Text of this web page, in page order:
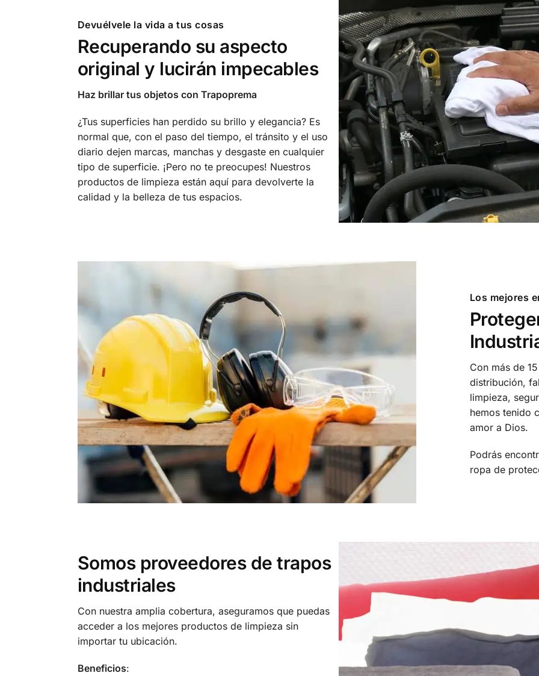
Devuélvele la vida a tus cosas
Recuperando su aspecto
original y lucirán impecables
Haz brillar tus objetos con Trapoprema
¿Tus superficies han perdido su brillo y elegancia? Es
normal que, con el paso del tiempo, el tránsito y el uso
diario dejen marcas, manchas y desgaste en cualquier
tipo de superficie. ¡Pero no te preocupes! Nuestros
productos de limpieza están aquí para devolverte la
calidad y la belleza de tus espacios.
Los mejores
Con más de
distribución,
limpieza,
hemos tenido
amor a Dios.
Podrás
ropa de
Somos proveedores de trapos
industriales
Con nuestra amplia cobertura, aseguramos que puedas
acceder a los mejores productos de limpieza sin
importar tu ubicación.
Beneficios: